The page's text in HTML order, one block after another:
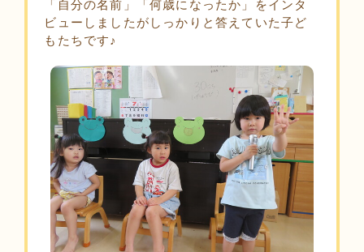
「自分の名前」「何歳になったか」をインタ
ビューしましたがしっかりと答えていた子ど
もたちです♪